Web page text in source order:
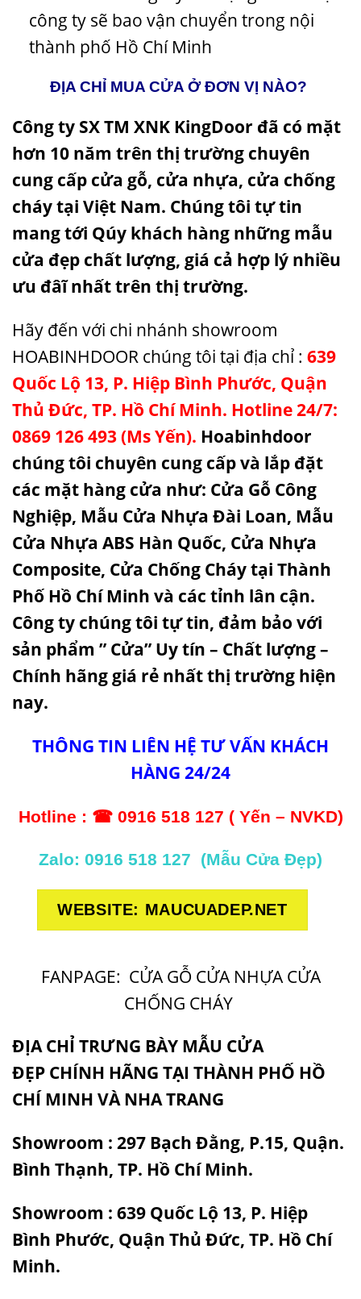
công ty sẽ bao vận chuyển trong nội
thành phố Hồ Chí Minh
ĐỊA CHỈ MUA CỬA Ở ĐƠN VỊ NÀO?
Công ty SX TM XNK KingDoor đã có mặt
hơn 10 năm trên thị trường chuyên
cung cấp cửa gỗ, cửa nhựa, cửa chống
cháy tại Việt Nam. Chúng tôi tự tin
mang tới Qúy khách hàng những mẫu
cửa đẹp chất lượng, giá cả hợp lý nhiều
ưu đâĩ nhất trên thị trường.
Hãy đến với chi nhánh showroom
HOABINHDOOR chúng tôi tại địa chỉ : 639
Quốc Lộ 13, P. Hiệp Bình Phước, Quận
Thủ Đức, TP. Hồ Chí Minh. Hotline 24/7:
0869 126 493 (Ms Yến). Hoabinhdoor
chúng tôi chuyên cung cấp và lắp đặt
các mặt hàng cửa như: Cửa Gỗ Công
Nghiệp, Mẫu Cửa Nhựa Đài Loan, Mẫu
Cửa Nhựa ABS Hàn Quốc, Cửa Nhựa
Composite, Cửa Chống Cháytại Thành
Phố Hồ Chí Minh và các tỉnh lân cận.
Công ty chúng tôi tự tin, đảm bảo với
sản phẩm ” Cửa” Uy tín – Chất lượng –
Chính hãng giá rẻ nhất thị trường hiện
nay.
THÔNG TIN LIÊN HỆ TƯ VẤN KHÁCH
HÀNG 24/24
Hotline : ☎ 0916 518 127 ( Yến – NVKD)
Zalo: 0916 518 127 (Mẫu Cửa Đẹp)
WEBSITE: MAUCUADEP.NET
FANPAGE: CỬA GỖ CỬA NHỰA CỬA
CHỐNG CHÁY
ĐỊA CHỈ TRƯNG BÀY MẪU CỬA
ĐẸP CHÍNH HÃNG TẠI THÀNH PHỐ HỒ
CHÍ MINH VÀ NHA TRANG
Showroom : 297 Bạch Đằng, P.15, Quận.
Bình Thạnh, TP. Hồ Chí Minh.
Showroom : 639 Quốc Lộ 13, P. Hiệp
Bình Phước, Quận Thủ Đức, TP. Hồ Chí
Minh.